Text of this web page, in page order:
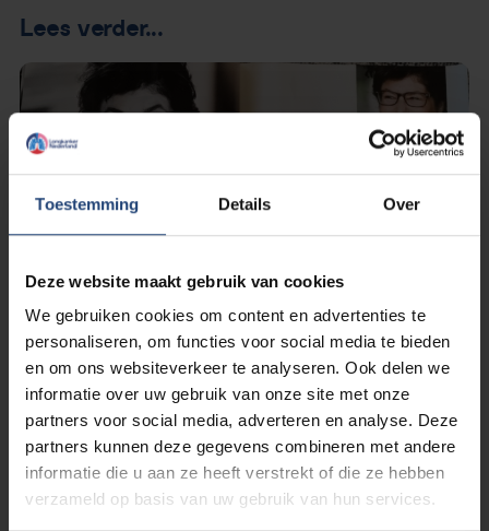
Toestemming Details Over
Deze website maakt gebruik van cookies
We gebruiken cookies om content en advertenties te
personaliseren, om functies voor social media te bieden
en om ons websiteverkeer te analyseren. Ook delen we
informatie over uw gebruik van onze site met onze
partners voor social media, adverteren en analyse. Deze
partners kunnen deze gegevens combineren met andere
informatie die u aan ze heeft verstrekt of die ze hebben
verzameld op basis van uw gebruik van hun services.
Lees verder...
14 september 2022
Yvian Jenniskens in Saar Magazine:
"Ik blijf positief, train me suf en
geniet met volle teugen"